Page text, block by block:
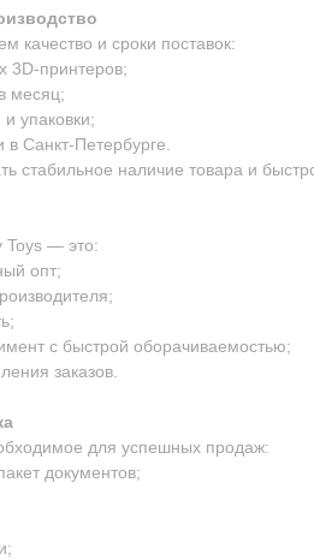
качество и сроки поставок:
принтеров;
месяц;
упаковки;
Санкт-Петербурге.
стабильное наличие товара и
Toys — это:
опт;
с быстрой оборачиваемостью;
заказов.
для успешных продаж:
документов;